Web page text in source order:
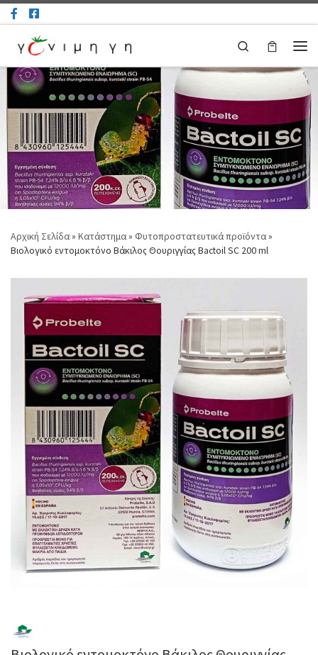
Μετάβαση στο περιεχόμενο
Search
Αρχική Σελίδα» Κατάστημα» Φυτοπροστατευτικά προϊόντα»
Βιολογικό εντομοκτόνο Βάκιλος Θουριγγίας Bactoil SC 200 ml